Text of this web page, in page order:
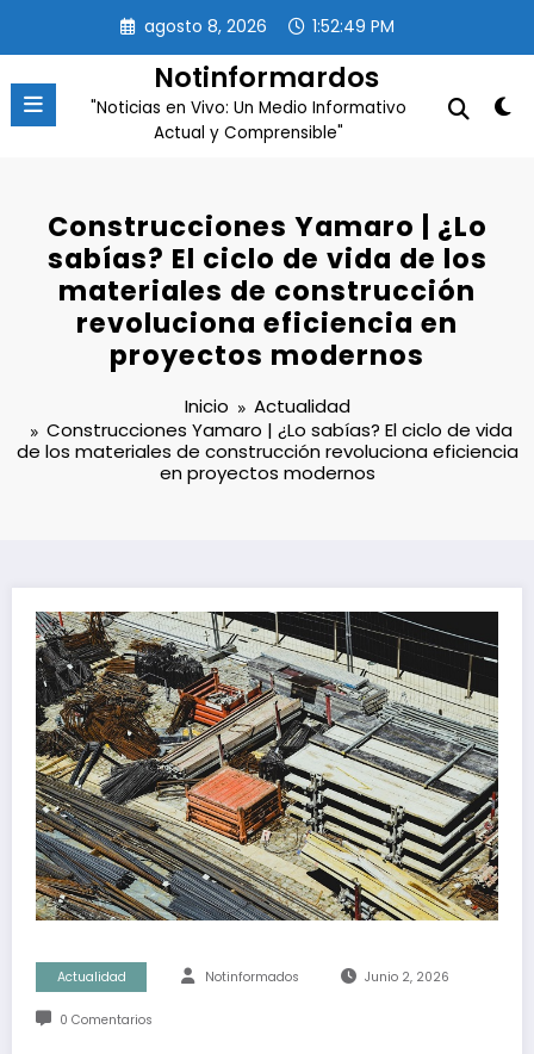
contenido
agosto 8, 2026 1:52:50 PM
Notinformardos
"Noticias en Vivo: Un Medio Informativo
Actual y Comprensible"
Construcciones Yamaro | ¿Lo
sabías? El ciclo de vida de los
materiales de construcción
revoluciona eficiencia en
proyectos modernos
Inicio
Actualidad
Construcciones Yamaro | ¿Lo sabías? El ciclo de vida
de los materiales de construcción revoluciona eficiencia
en proyectos modernos
Actualidad Notinformados Junio 2, 2026
0 Comentarios